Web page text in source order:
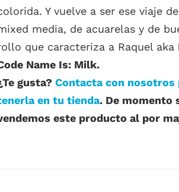
Y vuelve a ser ese viaje de
media, de acuarelas y de
que caracteriza a Raquel aka
Name Is: Milk.
gusta?Contacta con nosotros
en tu tienda. De momento
este producto al por